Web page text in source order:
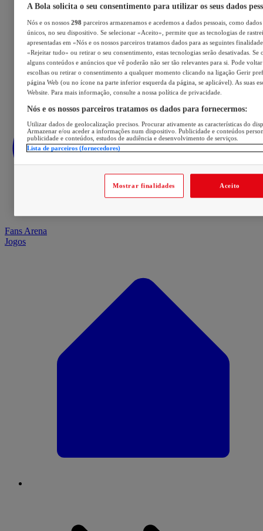
Fans Arena
Jogos
A Bola solicita o seu consentimento para utilizar os seus dados
Nós e os nossos 298 parceiros armazenamos e acedemos a dados pessoais, como
únicos, no seu dispositivo. Se selecionar «Aceito», permite que as tecnologias de
apresentadas em «Nós e os nossos parceiros tratamos dados para as seguintes
«Rejeitar tudo» ou retirar o seu consentimento, estas tecnologias serão desativadas. Se
alguns conteúdos e anúncios que vê poderão não ser tão relevantes para si. Pode voltar
escolhas ou retirar o consentimento a qualquer momento clicando na ligação Gerir
página Web (ou no ícone na parte inferior esquerda da página, se aplicável). As suas
Website. Para mais informação, consulte a nossa política de privacidade.
Nós e os nossos parceiros tratamos os dados para fornecermos:
Utilizar dados de geolocalização precisos. Procurar ativamente as características do
Armazenar e/ou aceder a informações num dispositivo. Publicidade e conteúdos
publicidade e conteúdos, estudos de audiência e desenvolvimento de serviços.
Lista de parceiros (fornecedores)
Mostrar finalidades Aceito